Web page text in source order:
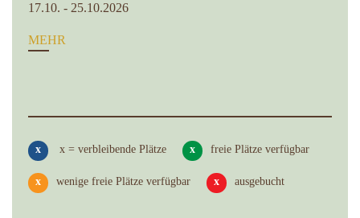
17.10. - 25.10.2026
MEHR
x x = verbleibende Plätze x freie Plätze verfügbar
x wenige freie Plätze verfügbar x ausgebucht